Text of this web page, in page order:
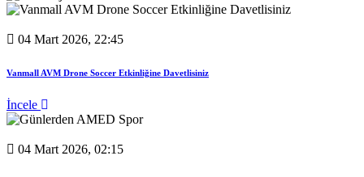
04 Mart 2026, 22:45
Vanmall AVM Drone Soccer Etkinliğine Davetlisiniz
İncele
04 Mart 2026, 02:15